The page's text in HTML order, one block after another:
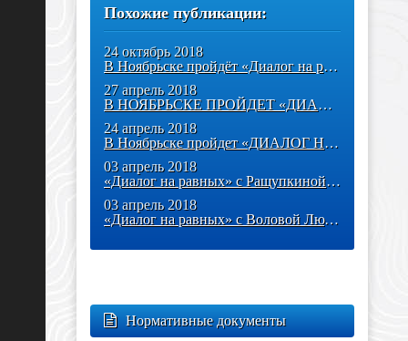
Похожие публикации:
24 октябрь 2018
В Ноябрьске пройдёт «Диалог на равных» со Сторчоус Светланой
27 апрель 2018
В НОЯБРЬСКЕ ПРОЙДЕТ «ДИАЛОГ НА РАВНЫХ» С ОЛЕГОМ ЗИННЕРОМ «ЖИЗНЬ:
24 апрель 2018
В Ноябрьске пройдет «ДИАЛОГ НА РАВНЫХ» с Наталией Олексеенко
03 апрель 2018
«Диалог на равных» с Ращупкиной Ириной
03 апрель 2018
«Диалог на равных» с Воловой Людмилой
Нормативные документы